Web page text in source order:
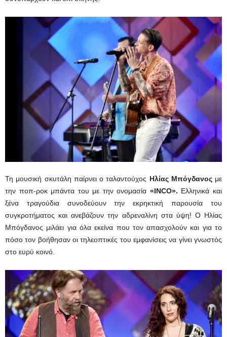
Τη μουσική σκυτάλη παίρνει ο ταλαντούχος Ηλίας Μπόγδανοςμε
την ποπ-ροκ μπάντα του με την ονομασία «INCO». Ελληνικά και
ξένα τραγούδια συνοδεύουν την εκρηκτική παρουσία του
συγκροτήματος και ανεβάζουν την αδρεναλίνη στα ύψη! Ο Ηλίας
Μπόγδανος μιλάει για όλα εκείνα που τον απασχολούν και για το
πόσο τον βοήθησαν οι τηλεοπτικές του εμφανίσεις να γίνει γνωστός
στο ευρύ κοινό.